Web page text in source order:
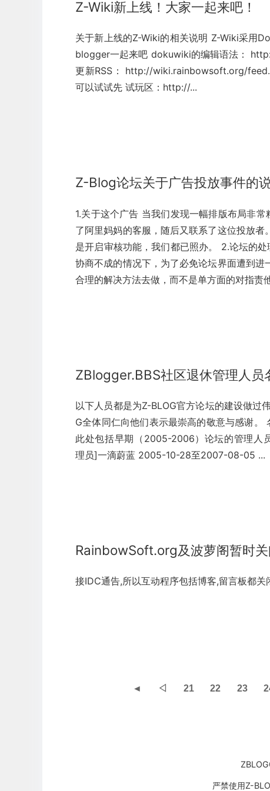
Z-Wiki新上线！大家一起来吧！
关于新上线的Z-Wiki的相关说明 Z-Wiki采用
blogger一起来吧 dokuwiki的编辑语法：
更新RSS： http://wiki.rainbowsoft.org/
可以试试先 试玩区：http://...
Z-Blog论坛关于广告投放事件的
1.关于这个广告 当我们发现一幅排版布局非
了阿里妈妈的客服，随后又联系了这位投放
是开启审核功能，我们都已照办。 2.论坛的
协商不成的情况下，为了必免论坛界面遭到
合理的解决方法去做，而不是单方面的对指责
ZBlogger.BBS社区退休管理人员
以下人员都是为Z-BLOG官方论坛的建设做过
G全体同仁向他们表示最崇高的敬意与感谢。
此处包括早期（2005-2006）论坛的管理
理员]一滴蔚蓝 2005-10-28至2007-08-05 ...
RainbowSoft.org及波萝阁暂时
接IDC通告,所以互动程序包括博客,留言板都
◄ ◁ 21 22 23
严禁使用Z-